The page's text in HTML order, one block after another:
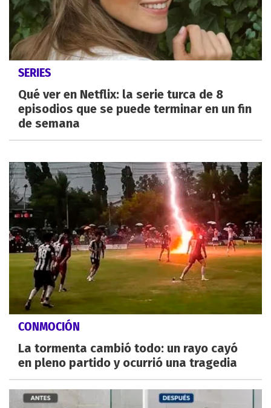
SERIES
Qué ver en Netflix: la serie turca de 8
episodios que se puede terminar en un fin
de semana
CONMOCIÓN
La tormenta cambió todo: un rayo cayó
en pleno partido y ocurrió una tragedia